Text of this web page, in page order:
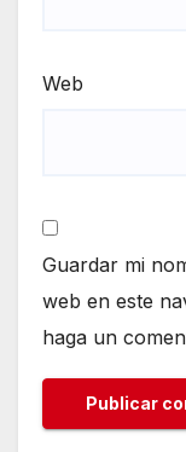
Web
Guardar mi
web en este
haga un